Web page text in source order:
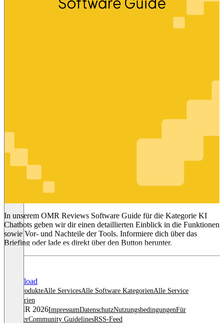
KI Chatbots
In unserem OMR Reviews Software Guide für die Kategorie KI
Chatbots geben wir dir einen detaillierten Einblick in die Funktionen
sowie Vor- und Nachteile der Tools. Informiere dich über das
Briefing oder lade es direkt über den Button herunter.
Download
Alle ProdukteAlle ServicesAlle Software KategorienAlle Service
Kategorien
© OMR 2026ImpressumDatenschutzNutzungsbedingungenFür
AnbieterCommunity GuidelinesRSS-Feed